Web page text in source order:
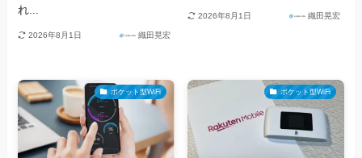
れ...
2026年8月1日 織田晃宏
2026年8月1日 織田晃宏
ポケット型WiFi ポケット型WiFi